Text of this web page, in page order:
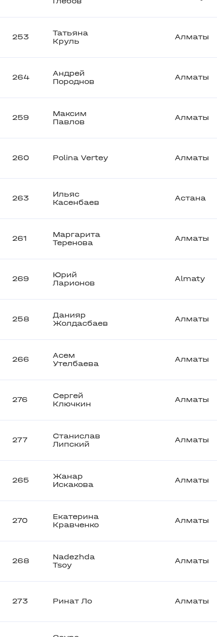
253
Татьяна
Круль
Алматы
264
Андрей
Породнов
Алматы
259
Максим
Павлов
Алматы
260 Polina Vertey Алматы
263
Ильяс
Касенбаев
Астана
261
Маргарита
Теренова
Алматы
269
Юрий
Ларионов
Almaty
258
Данияр
Жолдасбаев
Алматы
266
Асем
Утелбаева
Алматы
276
Сергей
Ключкин
Алматы
277
Станислав
Липский
Алматы
265
Жанар
Искакова
Алматы
270
Екатерина
Кравченко
Алматы
268
Nadezhda
Tsoy
Алматы
273 Ринат Ло Алматы